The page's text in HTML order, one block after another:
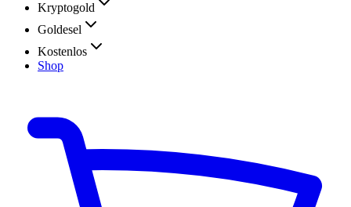
Kryptogold
Goldesel
Kostenlos
Shop